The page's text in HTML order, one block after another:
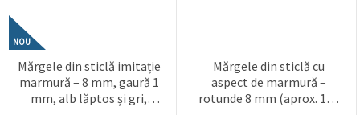
NOU
Mărgele din sticlă imitație
marmură – 8 mm, gaură 1
mm, alb lăptos și gri,
Mărgele din sticlă cu
aspect de marmură –
rotunde 8 mm (aprox. 100